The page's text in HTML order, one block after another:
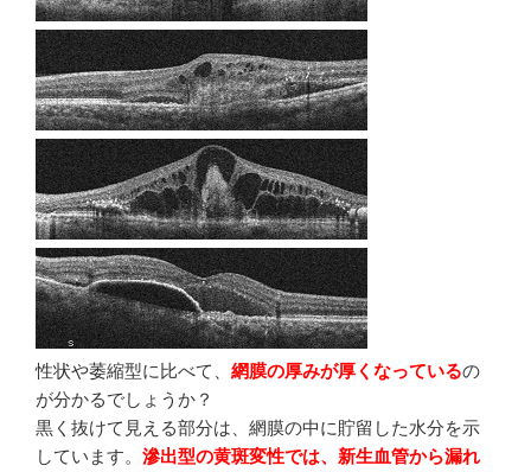
性状や萎縮型に比べて、 網膜の厚みが厚くなっているの
が分かるでしょうか？
黒く抜けて見える部分は、網膜の中に貯留した水分を示
しています。 滲出型の黄斑変性では、新生血管から漏れ